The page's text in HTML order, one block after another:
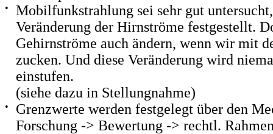
•
Mobilfunkstrahlung sei sehr gut
Veränderung der Hirnströme festgestellt.
Gehirnströme auch ändern, wenn wir mit
zucken. Und diese Veränderung wird
einstufen.
(siehe dazu in Stellungnahme)
•
Grenzwerte werden festgelegt über den
Forschung -> Bewertung -> rechtl.